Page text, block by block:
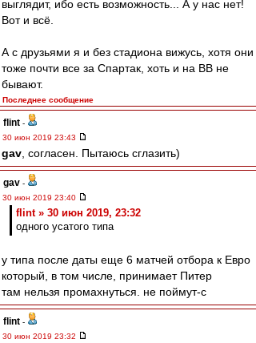
выглядит, ибо есть возможность... А у нас нет!
Вот и всё.
А с друзьями я и без стадиона вижусь, хотя они
тоже почти все за Спартак, хоть и на ВВ не
бывают.
Последнее сообщение
flint -
30 июн 2019 23:43
gav , согласен. Пытаюсь сглазить)
gav -
30 июн 2019 23:40
flint » 30 июн 2019, 23:32
одного усатого типа
у типа после даты еще 6 матчей отбора к Евро
который, в том числе, принимает Питер
там нельзя промахнуться. не поймут-с
flint -
30 июн 2019 23:32